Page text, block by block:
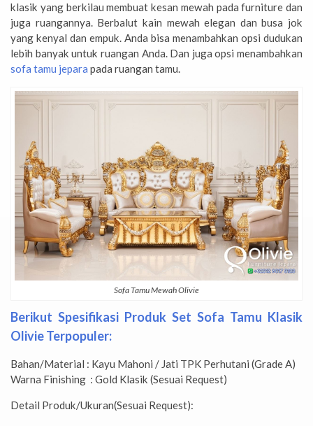
klasik yang berkilau membuat kesan mewah pada furniture dan
juga ruangannya. Berbalut kain mewah elegan dan busa jok
yang kenyal dan empuk. Anda bisa menambahkan opsi dudukan
lebih banyak untuk ruangan Anda. Dan juga opsi menambahkan
sofa tamu jepara pada ruangan tamu.
Sofa Tamu Mewah Olivie
Berikut Spesifikasi Produk Set Sofa Tamu Klasik
Olivie Terpopuler:
Bahan/Material : Kayu Mahoni / Jati TPK Perhutani (Grade A)
Warna Finishing : Gold Klasik (Sesuai Request)
Detail Produk/Ukuran(Sesuai Request):